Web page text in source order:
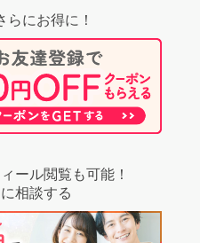
らにお得に！
ール閲覧も可能！
相談する